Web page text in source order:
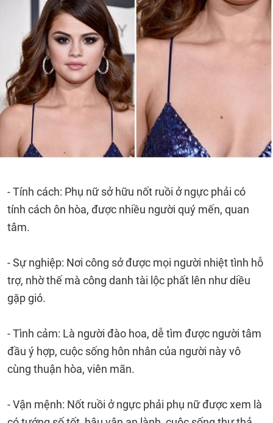
- Tính cách: Phụ nữ sở hữu nốt ruồi ở ngực phải có
tính cách ôn hòa, được nhiều người quý mến, quan
tâm.
- Sự nghiệp: Nơi công sở được mọi người nhiệt tình hỗ
trợ, nhờ thế mà công danh tài lộc phất lên như diều
gặp gió.
- Tình cảm: Là người đào hoa, dễ tìm được người tâm
đầu ý hợp, cuộc sống hôn nhân của người này vô
cùng thuận hòa, viên mãn.
- Vận mệnh: Nốt ruồi ở ngực phải phụ nữ được xem là